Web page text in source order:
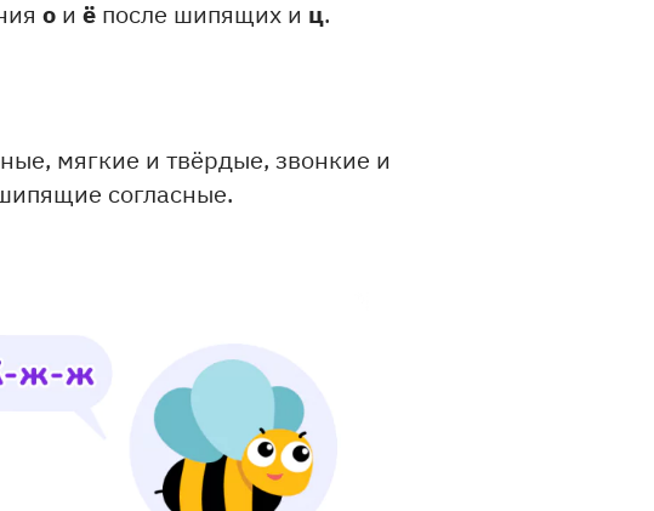
о и ё после шипящих и ц.
мягкие и твёрдые, звонкие и
согласные.